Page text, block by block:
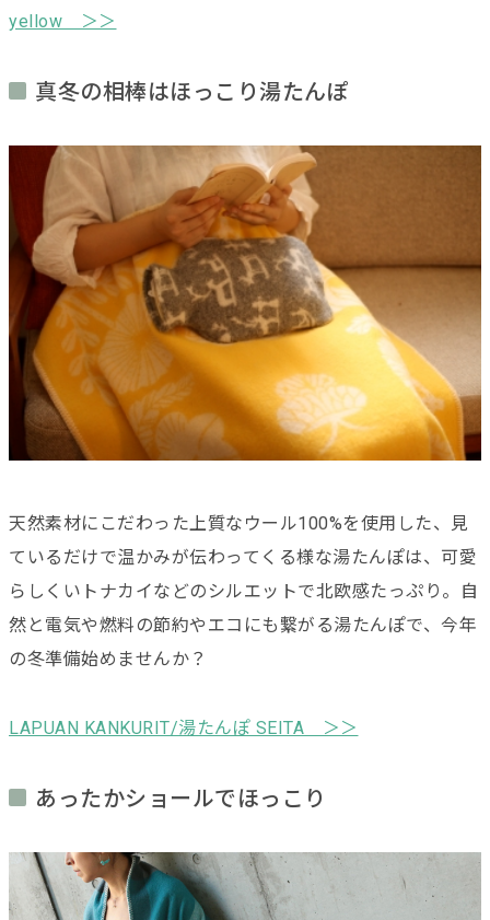
yellow ＞＞
真冬の相棒はほっこり湯たんぽ
天然素材にこだわった上質なウール100%を使用した、見
ているだけで温かみが伝わってくる様な湯たんぽは、可愛
らしくいトナカイなどのシルエットで北欧感たっぷり。自
然と電気や燃料の節約やエコにも繋がる湯たんぽで、今年
の冬準備始めませんか？
LAPUAN KANKURIT/湯たんぽ SEITA ＞＞
あったかショールでほっこり